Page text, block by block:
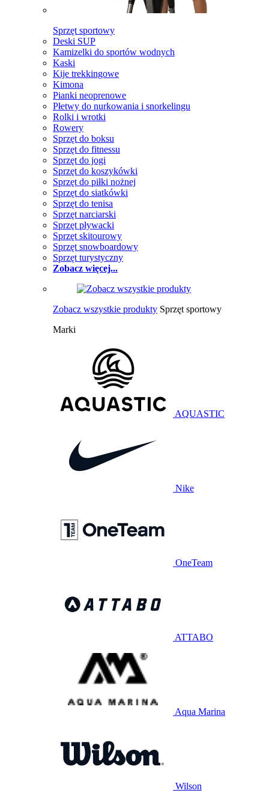
Sprzęt sportowy
Deski SUP
Kamizelki do sportów wodnych
Kaski
Kije trekkingowe
Kimona
Pianki neoprenowe
Płetwy do nurkowania i snorkelingu
Rolki i wrotki
Rowery
Sprzęt do boksu
Sprzęt do fitnessu
Sprzęt do jogi
Sprzęt do koszykówki
Sprzęt do piłki nożnej
Sprzęt do siatkówki
Sprzęt do tenisa
Sprzęt narciarski
Sprzęt pływacki
Sprzęt skitourowy
Sprzęt snowboardowy
Sprzęt turystyczny
Zobacz więcej...
Zobacz wszystkie produkty Sprzęt sportowy
Marki
AQUASTIC
Nike
OneTeam
ATTABO
Aqua Marina
Wilson